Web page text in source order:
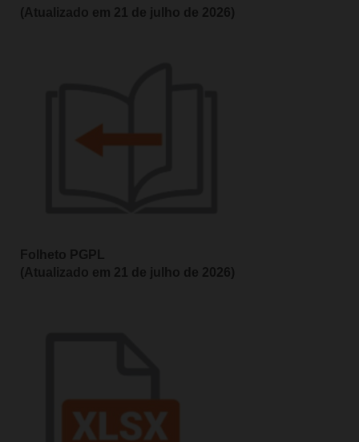
(Atualizado em 21 de julho de 2026)
Folheto PGPL
(Atualizado em 21 de julho de 2026)